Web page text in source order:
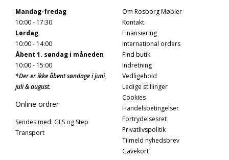
Mandag-fredag
10:00 - 17:30
Lørdag
10:00 - 14:00
Åbent 1. søndag i måneden
10:00 - 15:00
*Der er ikke åbent søndage i juni,
juli & august.
Online ordrer
Sendes med: GLS og Step
Transport
Om Rosborg Møbler
Kontakt
Finansiering
International orders
Find butik
Indretning
Vedligehold
Ledige stillinger
Cookies
Handelsbetingelser
Fortrydelsesret
Privatlivspolitik
Tilmeld nyhedsbrev
Gavekort